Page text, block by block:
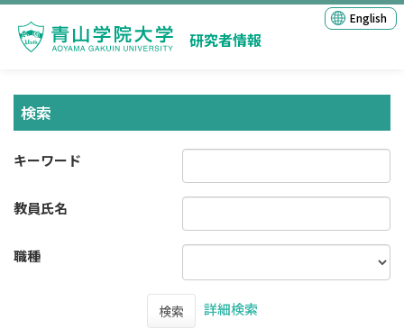
研究者情報
English
検索
キーワード
教員氏名
職種
検索
詳細検索